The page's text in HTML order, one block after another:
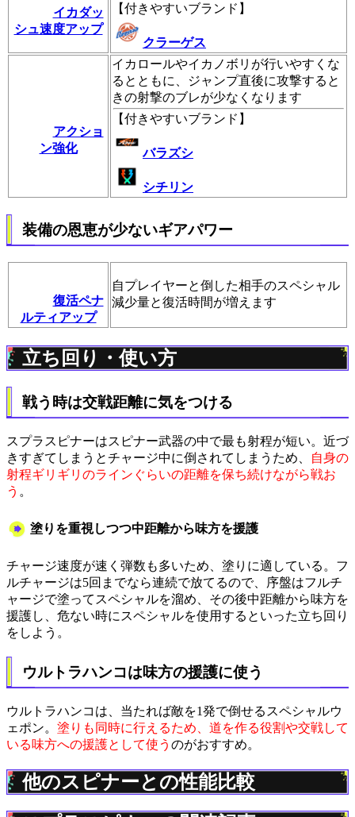
イカダッ
シュ速度アップ
【付きやすいブランド 】
クラーゲス
アクショ
ン強化
イカロールやイカノボリが行いやすくな
るとともに、ジャンプ直後に攻撃すると
きの射撃のブレが少なくなります
【付きやすいブランド 】
バラズシ
シチリン
装備の恩恵が少ないギアパワー
復活ペナ
ルティアップ
自プレイヤーと倒した相手のスペシャル
減少量と復活時間が増えます
立ち回り・使い方
戦う時は交戦距離に気をつける
スプラスピナーはスピナー武器の中で最も射程が短い。近づ
きすぎてしまうとチャージ中に倒されてしまうため、
自身の
射程ギリギリのラインぐらいの距離を保ち続けながら戦お
う 。
塗りを重視しつつ中距離から味方を援護
チャージ速度が速く弾数も多いため、塗りに適している。フ
ルチャージは5回までなら連続で放てるので、序盤はフルチ
ャージで塗ってスペシャルを溜め、その後中距離から味方を
援護し、危ない時にスペシャルを使用するといった立ち回り
をしよう。
ウルトラハンコは味方の援護に使う
ウルトラハンコは、当たれば敵を1発で倒せるスペシャルウ
ェポン。 塗りも同時に行えるため、道を作る役割や交戦して
いる味方への援護として使う のがおすすめ。
他のスピナーとの性能比較